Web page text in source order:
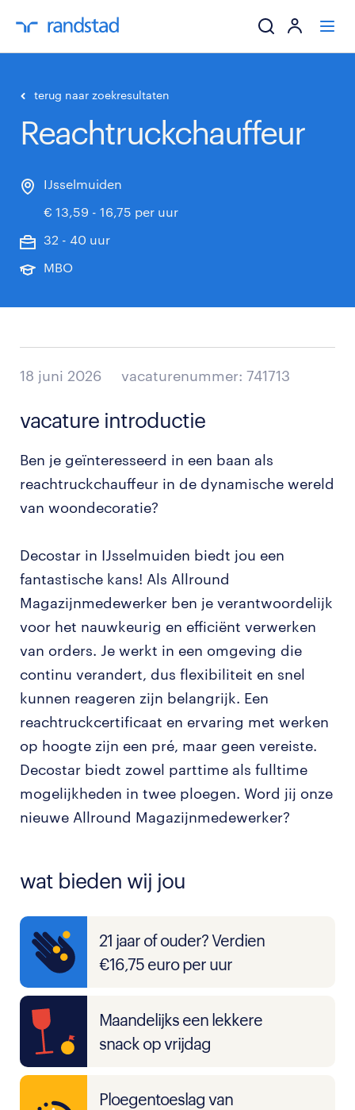
werkgevers
terug naar zoekresultaten
Reachtruckchauffeur
IJsselmuiden
€ 13,59 - 16,75 per uur
32 - 40 uur
MBO
18 juni 2026 vacaturenummer: 741713
vacature introductie
Ben je geïnteresseerd in een baan als
reachtruckchauffeur in de dynamische wereld
van woondecoratie?
Decostar in IJsselmuiden biedt jou een
fantastische kans! Als Allround
Magazijnmedewerker ben je verantwoordelijk
voor het nauwkeurig en efficiënt verwerken
van orders. Je werkt in een omgeving die
continu verandert, dus flexibiliteit en snel
kunnen reageren zijn belangrijk. Een
reachtruckcertificaat en ervaring met werken
op hoogte zijn een pré, maar geen vereiste.
Decostar biedt zowel parttime als fulltime
mogelijkheden in twee ploegen. Word jij onze
nieuwe Allround Magazijnmedewerker?
wat bieden wij jou
21 jaar of ouder? Verdien
€16,75 euro per uur
Maandelijks een lekkere
snack op vrijdag
Ploegentoeslag van